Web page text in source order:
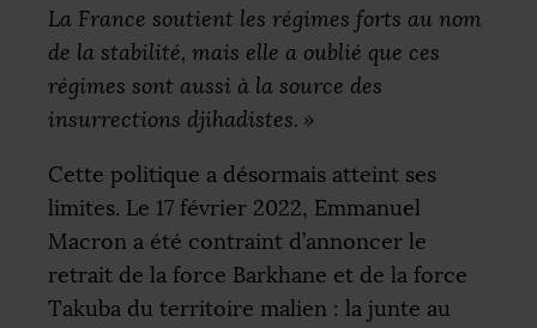
La France soutient les régimes forts au nom
de la stabilité, mais elle a oublié que ces
régimes sont aussi à la source des
insurrections djihadistes. »
Cette politique a désormais atteint ses
limites. Le 17 février 2022, Emmanuel
Macron a été contraint d’annoncer le
retrait de la force Barkhane et de la force
Takuba du territoire malien : la junte au